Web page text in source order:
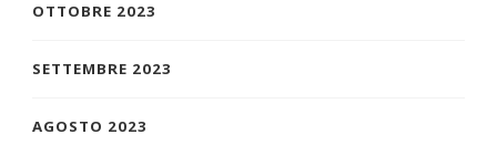
OTTOBRE 2023
SETTEMBRE 2023
AGOSTO 2023